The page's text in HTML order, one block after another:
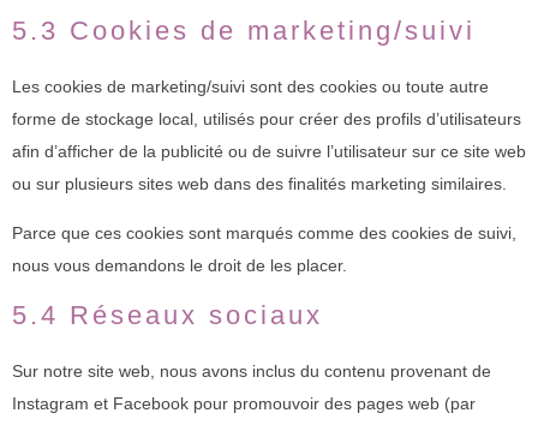
5.3 Cookies de marketing/suivi
Les cookies de marketing/suivi sont des cookies ou toute autre
forme de stockage local, utilisés pour créer des profils d’utilisateurs
afin d’afficher de la publicité ou de suivre l’utilisateur sur ce site web
ou sur plusieurs sites web dans des finalités marketing similaires.
Parce que ces cookies sont marqués comme des cookies de suivi,
nous vous demandons le droit de les placer.
5.4 Réseaux sociaux
Sur notre site web, nous avons inclus du contenu provenant de
Instagram et Facebook pour promouvoir des pages web (par